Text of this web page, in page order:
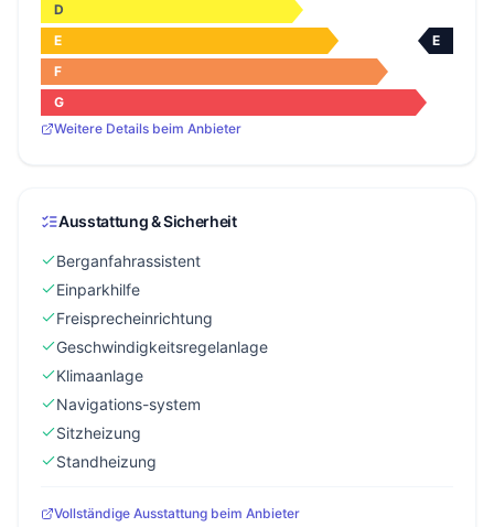
D
E
E
F
G
Weitere Details beim Anbieter
Ausstattung & Sicherheit
Berganfahrassistent
Einparkhilfe
Freisprecheinrichtung
Geschwindigkeitsregelanlage
Klimaanlage
Navigations-system
Sitzheizung
Standheizung
Vollständige Ausstattung beim Anbieter